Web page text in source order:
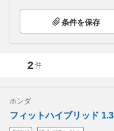
条件を保存
2件
ホンダ
フィットハイブリッド 1.3